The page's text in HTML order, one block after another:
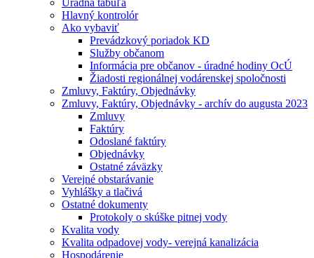
Úradná tabuľa
Hlavný kontrolór
Ako vybaviť
Prevádzkový poriadok KD
Služby občanom
Informácia pre občanov - úradné hodiny OcÚ
Žiadosti regionálnej vodárenskej spoločnosti
Zmluvy, Faktúry, Objednávky
Zmluvy, Faktúry, Objednávky - archív do augusta 2023
Zmluvy
Faktúry
Odoslané faktúry
Objednávky
Ostatné záväzky
Verejné obstarávanie
Vyhlášky a tlačivá
Ostatné dokumenty
Protokoly o skúške pitnej vody
Kvalita vody
Kvalita odpadovej vody- verejná kanalizácia
Hospodárenie